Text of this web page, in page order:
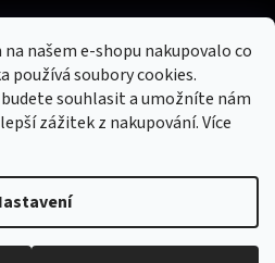
našem e-shopu nakupovalo co
používá soubory cookies.
souhlasit a umožníte nám
zážitek z nakupování.Více
Vytvořil Shoptet
práva vyhrazena.
cookies